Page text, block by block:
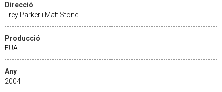
Direcció
Trey Parker i Matt Stone
Producció
EUA
Any
2004